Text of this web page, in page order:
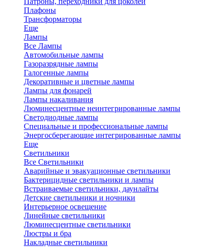
Плафоны
Трансформаторы
Еще
Лампы
Все Лампы
Автомобильные лампы
Газоразрядные лампы
Галогенные лампы
Декоративные и цветные лампы
Лампы для фонарей
Лампы накаливания
Люминесцентные неинтегрированные лампы
Светодиодные лампы
Специальные и профессиональные лампы
Энергосберегающие интегрированные лампы
Еще
Светильники
Все Светильники
Аварийные и эвакуационные светильники
Бактерицидные светильники и лампы
Встраиваемые светильники, даунлайты
Детские светильники и ночники
Интерьерное освещение
Линейные светильники
Люминесцентные светильники
Люстры и бра
Накладные светильники